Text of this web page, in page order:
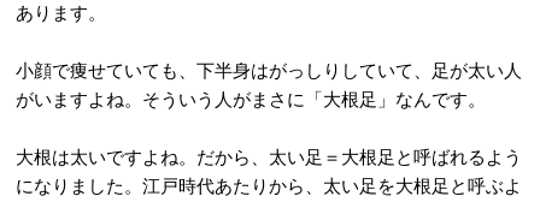
あります。
小顔で痩せていても、下半身はがっしりしていて、足が太い人
がいますよね。そういう人がまさに「大根足」なんです。
大根は太いですよね。だから、太い足＝大根足と呼ばれるよう
になりました。江戸時代あたりから、太い足を大根足と呼ぶよ